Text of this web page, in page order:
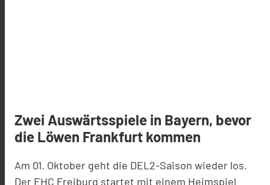
Zwei Auswärtsspiele in Bayern, bevor
die Löwen Frankfurt kommen
Am 01. Oktober geht die DEL2-Saison wieder los.
Der EHC Freiburg startet mit einem Heimspiel